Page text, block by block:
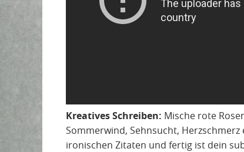
Kreatives Schreiben: Mische rote
Sommerwind, Sehnsucht,
ironischen Zitaten und fertig ist dein